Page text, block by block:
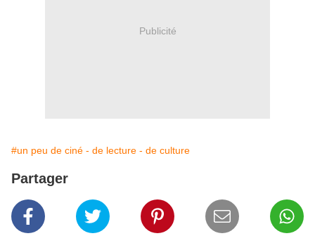
Publicité
#un peu de ciné - de lecture - de culture
Partager